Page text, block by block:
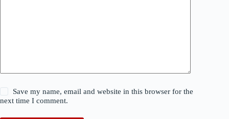
Save my name, email and website in this browser for the
next time I comment.